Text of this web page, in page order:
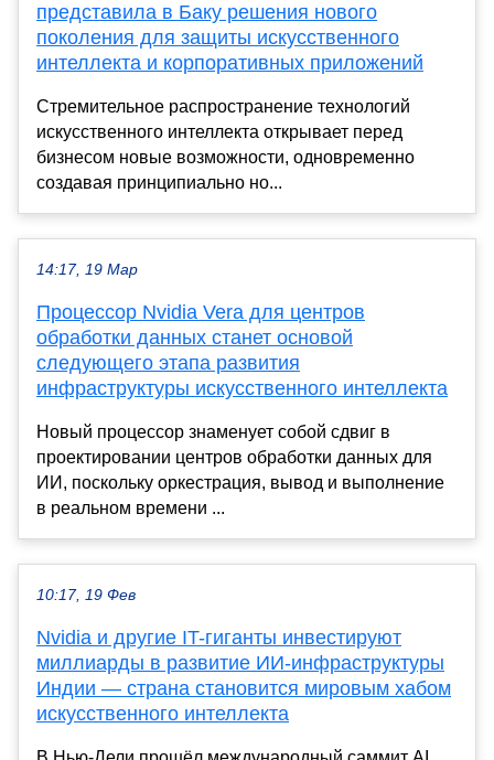
представила в Баку решения нового
поколения для защиты искусственного
интеллекта и корпоративных приложений
Стремительное распространение технологий
искусственного интеллекта открывает перед
бизнесом новые возможности, одновременно
создавая принципиально но...
14:17, 19 Мар
Процессор Nvidia Vera для центров
обработки данных станет основой
следующего этапа развития
инфраструктуры искусственного интеллекта
Новый процессор знаменует собой сдвиг в
проектировании центров обработки данных для
ИИ, поскольку оркестрация, вывод и выполнение
в реальном времени ...
10:17, 19 Фев
Nvidia и другие IT-гиганты инвестируют
миллиарды в развитие ИИ-инфраструктуры
Индии — страна становится мировым хабом
искусственного интеллекта